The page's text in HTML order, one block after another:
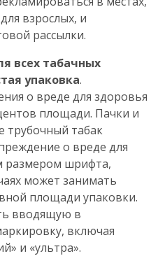
взрослых, и
рассылки.
всех табачных
упаковка.
о вреде для здоровья
площади. Пачки и
трубочный табак
о вреде для
размером шрифта,
может занимать
площади упаковки.
вводящую в
включая
и «ультра».